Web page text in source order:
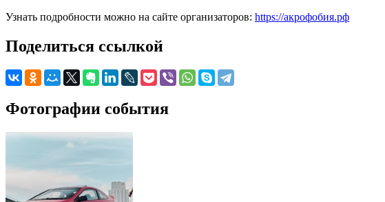
Узнать подробности можно на сайте организаторов: https://акрофобия.рф
Поделиться ссылкой
Фотографии события